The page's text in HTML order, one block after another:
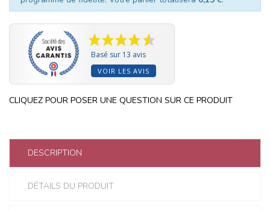
Basé sur 13 avis
VOIR LES AVIS
CLIQUEZ POUR POSER UNE QUESTION SUR CE PRODUIT
DESCRIPTION
DÉTAILS DU PRODUIT